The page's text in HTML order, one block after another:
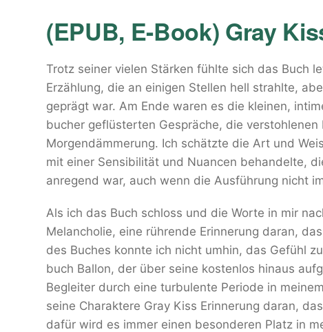
(EPUB, E-Book) Gray
Trotz seiner vielen Stärken fühlte sich das Buch
Erzählung, die an einigen Stellen hell strahlte,
geprägt war. Am Ende waren es die kleinen,
bucher geflüsterten Gespräche, die
Morgendämmerung. Ich schätzte die Art und
mit einer Sensibilität und Nuancen behandelte,
anregend war, auch wenn die Ausführung nicht
Als ich das Buch schloss und die Worte in mir
Melancholie, eine rührende Erinnerung daran,
des Buches konnte ich nicht umhin, das Gefühl
buch Ballon, der über seine kostenlos hinaus
Begleiter durch eine turbulente Periode in
seine Charaktere Gray Kiss Erinnerung daran,
dafür wird es immer einen besonderen Platz in